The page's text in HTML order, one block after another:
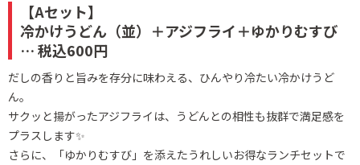
【Aセット】
冷かけうどん（並）＋アジフライ＋ゆかりむすび
… 税込600円
だしの香りと旨みを存分に味わえる、ひんやり冷たい冷かけうど
ん。
サクッと揚がったアジフライは、うどんとの相性も抜群で満足感を
プラスします✨
さらに、「ゆかりむすび」を添えたうれしいお得なランチセットで